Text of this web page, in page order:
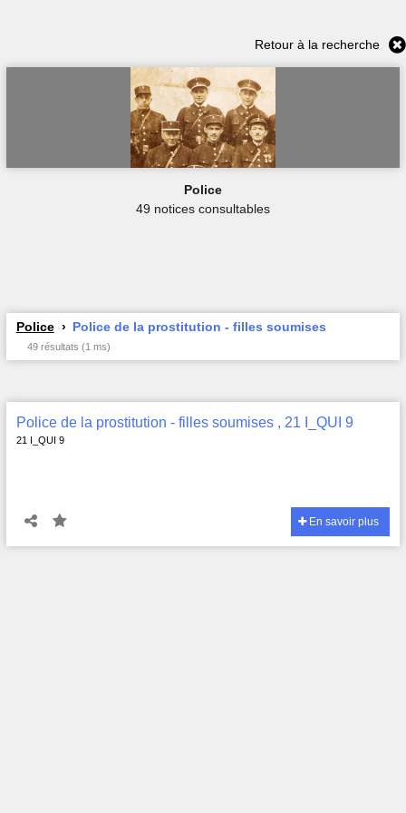
Retour à la recherche
Police
49 notices consultables
Police Police de la prostitution - filles soumises
49 résultats (1 ms)
Police de la prostitution - filles soumises , 21 I_QUI 9
21 I_QUI 9
En savoir plus